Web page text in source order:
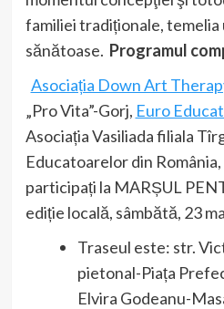
familiei tradiționale, temelia
sănătoase. Programul
Asociația Down Art
„Pro Vita”-Gorj, Euro
Asociația Vasiliada filiala
Educatoarelor din
participați la MARȘUL
ediție locală, sâmbătă, 23
Traseul este: str.
pietonal-Piața
Elvira Godeanu-